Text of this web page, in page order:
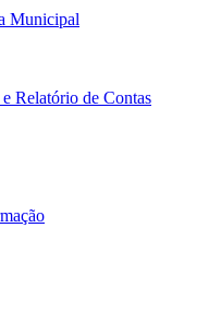
Municipal
Relatório de Contas